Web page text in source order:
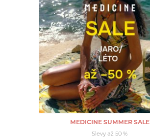
MEDICINE SUMMER SALE
Slevy až 50 %